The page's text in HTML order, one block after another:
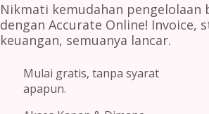
Nikmati kemudahan pengelolaan
dengan Accurate Online! Invoice,
keuangan, semuanya lancar.
Mulai gratis, tanpa syarat
apapun.